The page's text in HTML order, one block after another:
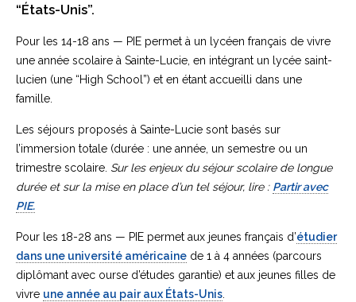
“États-Unis”.
Pour les 14-18 ans — PIE permet à un lycéen français de vivre
une année scolaire à Sainte-Lucie, en intégrant un lycée saint-
lucien (une “High School”) et en étant accueilli dans une
famille.
Les séjours proposés à Sainte-Lucie sont basés sur
l’immersion totale (durée : une année, un semestre ou un
trimestre scolaire. Sur les enjeux du séjour scolaire de longue
durée et sur la mise en place d’un tel séjour, lire : Partir avec
PIE.
Pour les 18-28 ans — PIE permet aux jeunes français d’étudier
dans une université américaine de 1 à 4 années (parcours
diplômant avec ourse d’études garantie) et aux jeunes filles de
vivre une année au pair aux États-Unis